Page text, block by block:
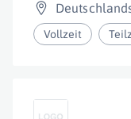
Vollzeit